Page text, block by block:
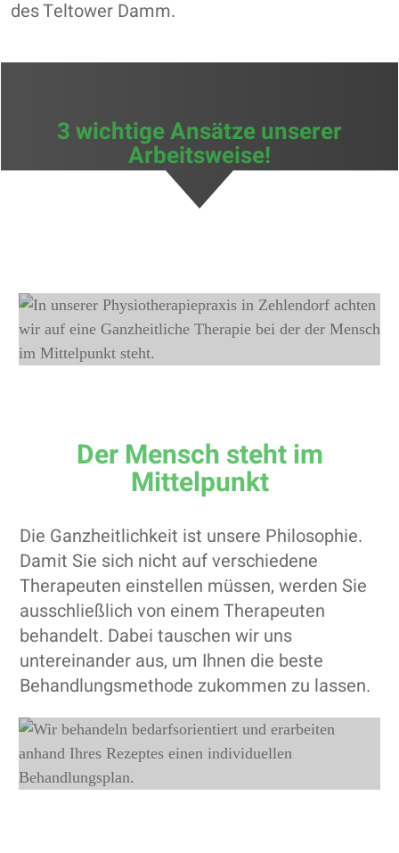
des Teltower Damm.
3 wichtige Ansätze unserer
Arbeitsweise!
Der Mensch steht im
Mittelpunkt
Die Ganzheitlichkeit ist unsere Philosophie.
Damit Sie sich nicht auf verschiedene
Therapeuten einstellen müssen, werden Sie
ausschließlich von einem Therapeuten
behandelt. Dabei tauschen wir uns
untereinander aus, um Ihnen die beste
Behandlungsmethode zukommen zu lassen.